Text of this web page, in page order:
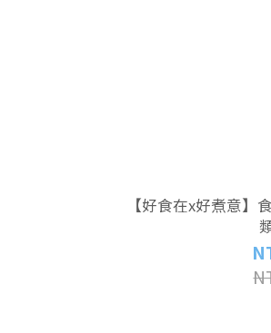
【好食在x好煮意】